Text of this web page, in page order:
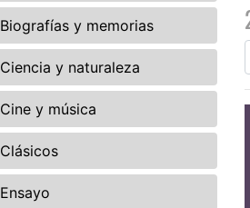
Biografías y memorias
Ciencia y naturaleza
Cine y música
Clásicos
Ensayo